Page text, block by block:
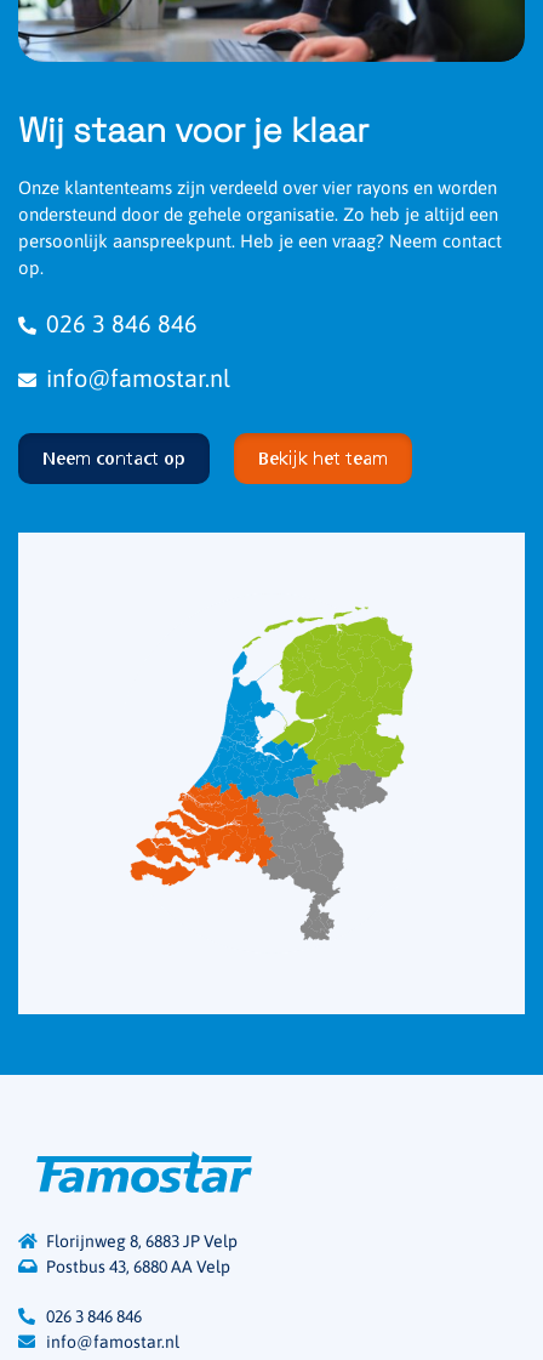
Wij staan voor je klaar
Onze klantenteams zijn verdeeld over vier rayons en worden
ondersteund door de gehele organisatie. Zo heb je altijd een
persoonlijk aanspreekpunt. Heb je een vraag? Neem contact
op.
026 3 846 846
info@famostar.nl
Neem contact op Bekijk het team
Florijnweg 8, 6883 JP Velp
Postbus 43, 6880 AA Velp
026 3 846 846
info@famostar.nl